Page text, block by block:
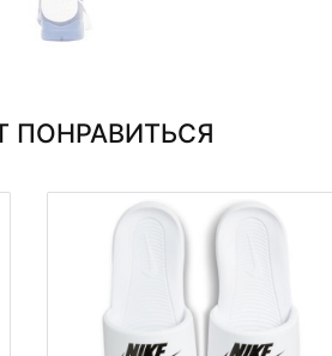
ПОНРАВИТЬСЯ